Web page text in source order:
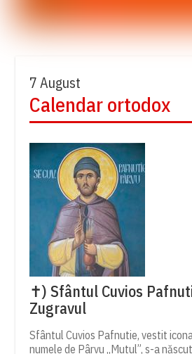
7 August
Calendar ortodox
✝) Sfântul Cuvios
Zugravul
Sfântul Cuvios Pafnutie, vestit
numele de Pârvu „Mutul”, s-a